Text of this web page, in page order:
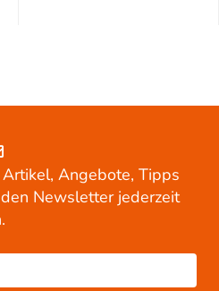
Angebote, Tipps
Newsletter jederzeit